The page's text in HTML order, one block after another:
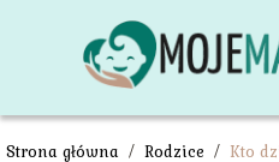
Strona główna / Rodzice / Kto